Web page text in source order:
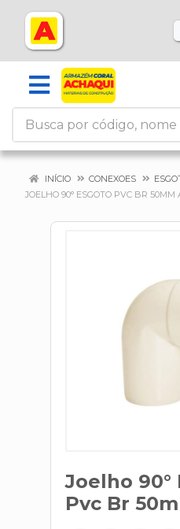
INÍCIO CONEXOES
JOELHO 90° ESGOTO PVC BR 50MM
Joelho 90°
Pvc Br